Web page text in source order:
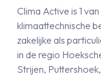
Clima Active is 1
klimaattechnische
zakelijke als
in de regio
Strijen,